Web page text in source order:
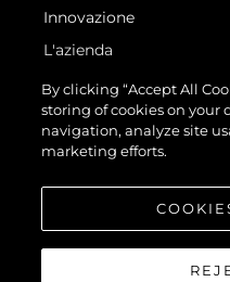
Innovazione
L'azienda
Il Team
Lifestyle
Heritage
By clicking “Accept All
storing of cookies on your
navigation, analyze site
marketing efforts.